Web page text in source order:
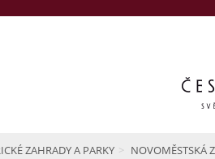
ZAHRADY A PARKY NOVOMĚSTSKÁ